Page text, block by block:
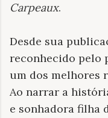
Carpeaux.
Desde sua
reconhecido pelo
um dos melhores
Ao narrar a
e sonhadora filha